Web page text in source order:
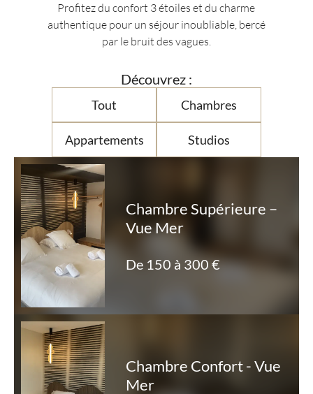
Profitez du confort 3 étoiles et du charme
authentique pour un séjour inoubliable, bercé
par le bruit des vagues.
Découvrez :
Tout Chambres
Appartements Studios
Chambre Supérieure –
Vue Mer
De 150 à 300 €
Chambre Confort - Vue
Mer